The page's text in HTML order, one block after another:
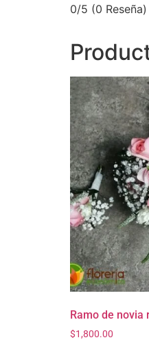
0/5 (0 Reseña)
Ramo de novia
$1,800.00